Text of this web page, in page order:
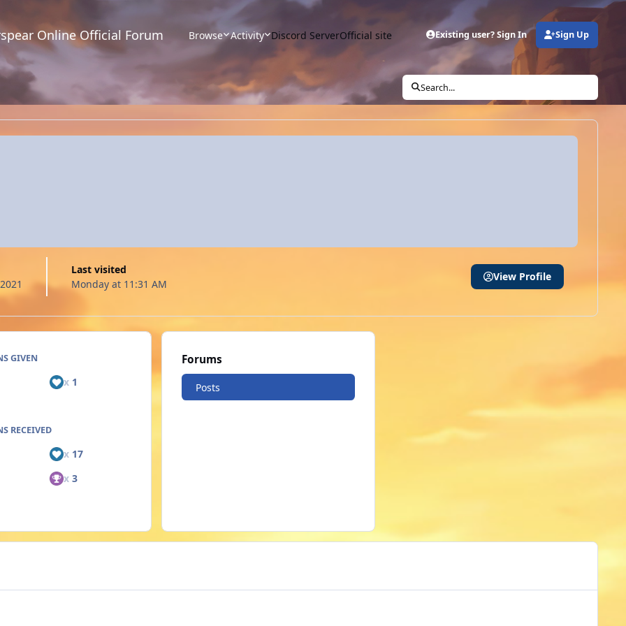
Online Official Forum Browse Activity Discord ServerOfficial site Existing user? Sign In Sign Up
Search...
Last visited
Monday at 11:31 AM
View Profile
GIVEN
x 1
RECEIVED
x 17
x 3
Forums
Posts